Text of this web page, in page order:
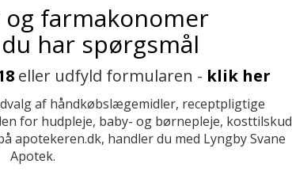
og farmakonomer
har spørgsmål
eller udfyld formularen - klik her
af håndkøbslægemidler, receptpligtige
for hudpleje, baby- og børnepleje, kosttilskud
apotekeren.dk, handler du med Lyngby Svane
Apotek.